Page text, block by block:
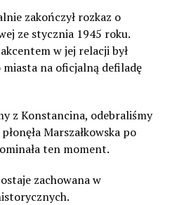
zakończył rozkaz o
ze stycznia 1945 roku.
w jej relacji był
na oficjalną defiladę
z Konstancina, odebraliśmy
Marszałkowska po
ten moment.
zachowana w